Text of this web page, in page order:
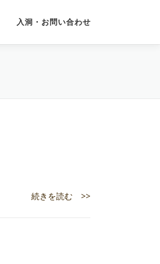
入洞・お問い合わせ
続きを読む >>